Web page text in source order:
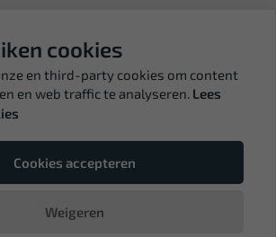
cookies
en third-party cookies om content
en web traffic te analyseren. Lees
Cookies accepteren
Weigeren